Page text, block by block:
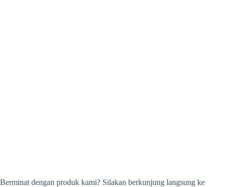
Berminat dengan produk kami? Silakan berkunjung langsung ke